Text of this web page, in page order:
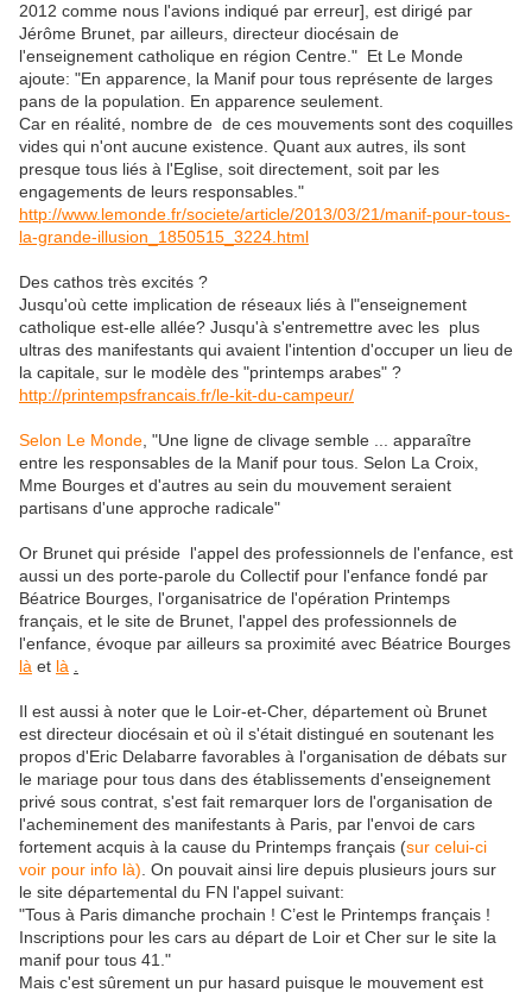
2012 comme nous l'avions indiqué par erreur], est dirigé par
Jérôme Brunet, par ailleurs, directeur diocésain de
l'enseignement catholique en région Centre." Et Le Monde
ajoute: "En apparence, la Manif pour tous représente de larges
pans de la population. En apparence seulement.
Car en réalité, nombre de de ces mouvements sont des coquilles
vides qui n'ont aucune existence. Quant aux autres, ils sont
presque tous liés à l'Eglise, soit directement, soit par les
engagements de leurs responsables."
http://www.lemonde.fr/societe/article/2013/03/21/manif-pour-tous-
la-grande-illusion_1850515_3224.html
Des cathos très excités ?
Jusqu'où cette implication de réseaux liés à l"enseignement
catholique est-elle allée? Jusqu'à s'entremettre avec les plus
ultras des manifestants qui avaient l'intention d'occuper un lieu de
la capitale, sur le modèle des "printemps arabes" ?
http://printempsfrancais.fr/le-kit-du-campeur/
Selon Le Monde , "Une ligne de clivage semble ... apparaître
entre les responsables de la Manif pour tous. Selon La Croix,
Mme Bourges et d'autres au sein du mouvement seraient
partisans d'une approche radicale"
Or Brunet qui préside l'appel des professionnels de l'enfance, est
aussi un des porte-parole du Collectif pour l'enfance fondé par
Béatrice Bourges, l'organisatrice de l'opération Printemps
français, et le site de Brunet, l'appel des professionnels de
l'enfance, évoque par ailleurs sa proximité avec Béatrice Bourges
là et là
Il est aussi à noter que le Loir-et-Cher, département où Brunet
est directeur diocésain et où il s'était distingué en soutenant les
propos d'Eric Delabarre favorables à l'organisation de débats sur
le mariage pour tous dans des établissements d'enseignement
privé sous contrat, s'est fait remarquer lors de l'organisation de
l'acheminement des manifestants à Paris, par l'envoi de cars
fortement acquis à la cause du Printemps français (sur celui-ci
voir pour info là) . On pouvait ainsi lire depuis plusieurs jours sur
le site départemental du FN l'appel suivant:
"Tous à Paris dimanche prochain ! C’est le Printemps français !
Inscriptions pour les cars au départ de Loir et Cher sur le site la
manif pour tous 41."
Mais c'est sûrement un pur hasard puisque le mouvement est